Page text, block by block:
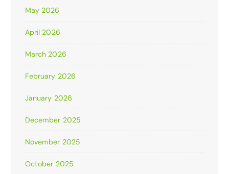
May 2026
April 2026
March 2026
February 2026
January 2026
December 2025
November 2025
October 2025